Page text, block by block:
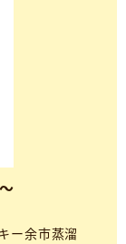
ー余市蒸溜